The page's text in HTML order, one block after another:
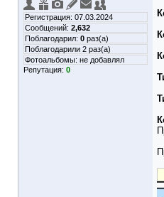
Регистрация: 07.03.2024
Сообщений: 2,632
Поблагодарил: 0 раз(а)
Поблагодарили 2 раз(а)
Фотоальбомы: не добавлял
Репутация: 0